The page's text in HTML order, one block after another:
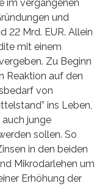
im vergangenen
und
22 Mrd. EUR. Allein
mit einem
Zu Beginn
Reaktion auf den
von
ins Leben,
auch junge
sollen. So
in den beiden
Mikrodarlehen um
Erhöhung der